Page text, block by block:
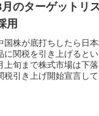
月のターゲットリ
用
国株が底打ちしたら日
に関税を引き上げると
上旬まで株式市場は下
税引き上げ開始宣言し